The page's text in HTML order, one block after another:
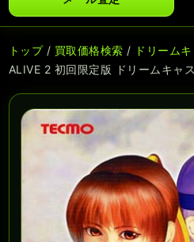
トップ/ 買取価格検索 / ドリーム
ALIVE 2 初回限定版 ドリームキャ